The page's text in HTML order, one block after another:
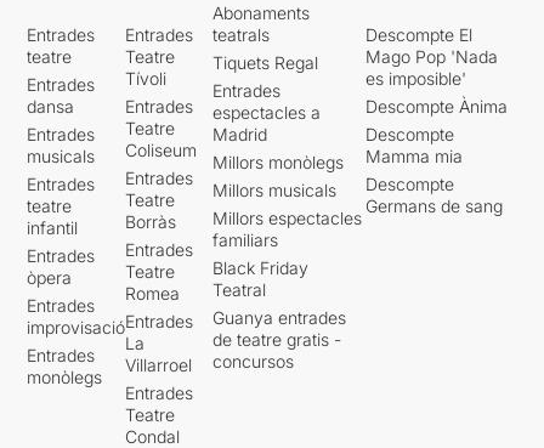
Entrades
teatre
Entrades
dansa
Entrades
musicals
Entrades
teatre
infantil
Entrades
òpera
Entrades
improvisació
Entrades
monòlegs
Entrades
Teatre
Tívoli
Entrades
Teatre
Coliseum
Entrades
Teatre
Borràs
Entrades
Teatre
Romea
Entrades
La
Villarroel
Entrades
Teatre
Condal
Abonaments
teatrals
Tiquets Regal
Entrades
espectacles a
Madrid
Millors monòlegs
Millors musicals
Millors espectacles
familiars
Black Friday
Teatral
Guanya entrades
de teatre gratis -
concursos
Descompte El
Mago Pop 'Nada
es imposible'
Descompte Ànima
Descompte
Mamma mia
Descompte
Germans de sang